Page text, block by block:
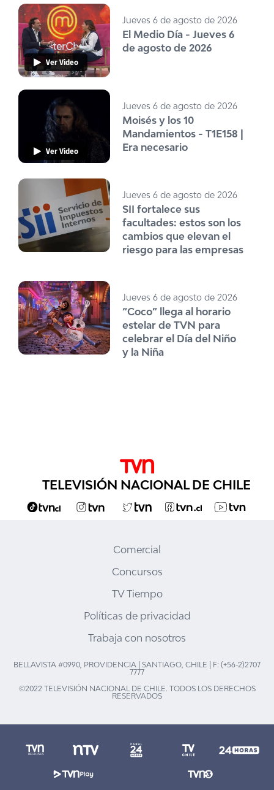
Ver Video
Jueves 6 de agosto de 2026
El Medio Día - Jueves 6
de agosto de 2026
Ver Video
Jueves 6 de agosto de 2026
Moisés y los 10
Mandamientos - T1E158 |
Era necesario
Jueves 6 de agosto de 2026
SII fortalece sus
facultades: estos son los
cambios que elevan el
riesgo para las empresas
Jueves 6 de agosto de 2026
“Coco” llega al horario
estelar de TVN para
celebrar el Día del Niño
y la Niña
TELEVISIÓN NACIONAL DE CHILE
Comercial
Concursos
TV Tiempo
Políticas de privacidad
Trabaja con nosotros
BELLAVISTA #0990, PROVIDENCIA | SANTIAGO, CHILE | F: (+56-2)2707
7777
©2022 TELEVISIÓN NACIONAL DE CHILE. TODOS LOS DERECHOS
RESERVADOS